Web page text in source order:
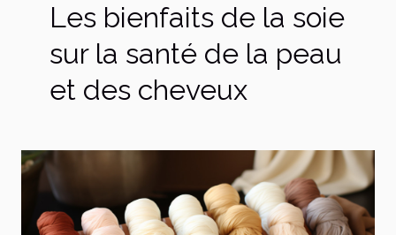
Les bienfaits de la soie
sur la santé de la peau
et des cheveux